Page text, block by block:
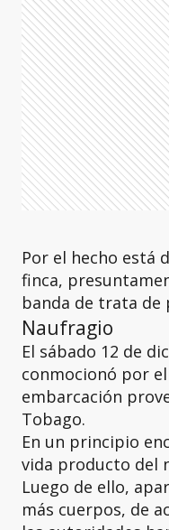
Por el hecho está
finca,
banda de trata de
Naufragio
El sábado 12 de
conmocionó por
embarcación
Tobago.
En un principio
vida producto del
Luego de ello,
más cuerpos, de